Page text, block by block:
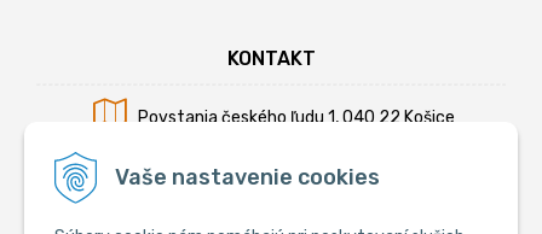
Vaše nastavenie cookies
KONTAKT
Povstania českého ľudu 1, 040 22 Košice
Mobil:+421 902 794 355